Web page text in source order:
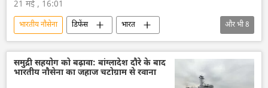
21 मई , 16:01
भारतीय नौसेना डिफेंस
भारत
भारत सरकार
भारत का विकास
रक्षा मंत्रालय (MoD)
रक्षा-पंक्ति
राष्ट्रीय सुरक्षा
जहाजी बेड़ा
युद्धपोत
और भी8
समुद्री सहयोग को बढ़ावा: बांग्लादेश दौरे के बाद
भारतीय नौसेना का जहाज चटोग्राम से रवाना